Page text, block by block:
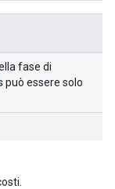
fase di
può essere solo